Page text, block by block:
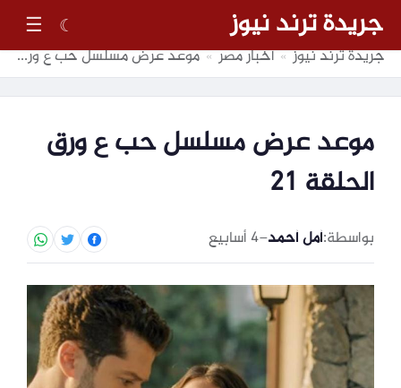
جريدة ترند نيوز ☾
☰
جريدة ترند نيوز » أخبار مصر » موعد عرض مسلسل حب ع ورق الحلقة 21
موعد عرض مسلسل حب ع ورق
الحلقة 21
بواسطة:أمل أحمد–4 أسابيع